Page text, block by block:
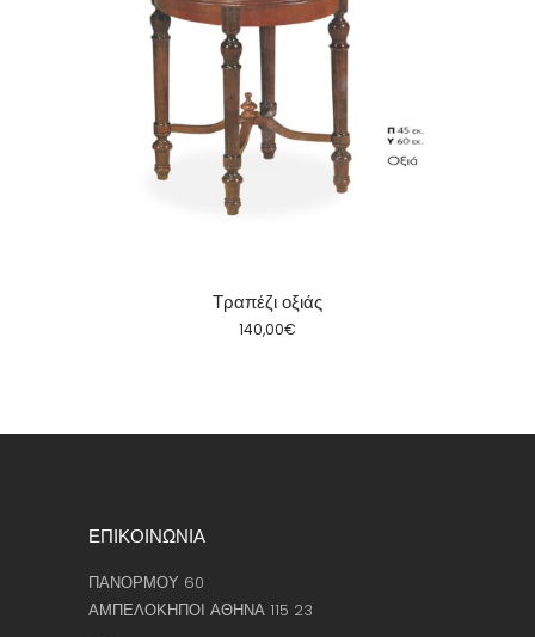
Τραπέζι οξιάς
140,00€
ΕΠΙΚΟΙΝΩΝΙΑ
ΠΑΝΟΡΜΟΥ 60
ΑΜΠΕΛΟΚΗΠΟΙ ΑΘΗΝΑ 115 23